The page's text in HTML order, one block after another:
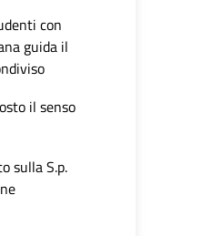
con
guida il
il senso
sulla S.p.